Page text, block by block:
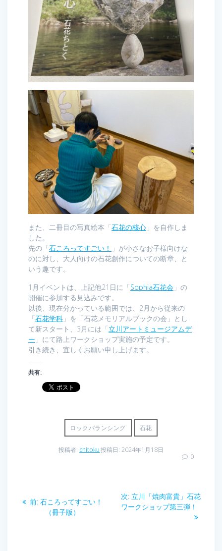
また、二冊目の写真絵本「石花の核心 」を自作しま
した。
先の「石ころってすごい！ 」が小さなお子様向けな
のに対し、大人向けの石花創作についての断章、と
いう趣です。
1月イベントは、上記他21日に「Sophia石花会 」の
開催に参加する見込みです。
以後、現在分かっている範囲では、2月から従来の
「石花学科 」を「石花メモリアルブックの会」とし
て新スタート、3月には「立川アートミュージアムデ
ー 」にて路上ワークショップ実施の予定です。
引き続き、宜しくお願い申し上げます。
共有:
ロックバランシング 石花
投稿者: chitoku投稿日: 2024年1月18日
0
前: 前
石ころってすごい！
（冊子版）
次: 次
の
立川「焼肉富貴」石花
ワークショップ第三弾！